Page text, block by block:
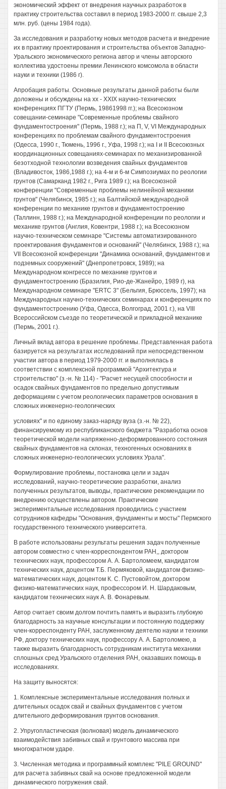
экономический эффект от внедрения научных разработок в
практику строительства составил в период 1983-2000 гг. свыше 2,3
млн. руб. (цены 1984 года).
За исследования и разработку новых методов расчета и внедрение
их в практику проектирования и строительства объектов Западно-
Уральского экономического региона автор и члены авторского
коллектива удостоены премии Ленинского комсомола в области
науки и техники (1986 г).
Апробация работы. Основные результаты данной работы были
доложены и обсуждены на xx - XXIX научно-технических
конференциях ПГТУ (Пермь, 19861998 гг.); на Всесоюзном
совещании-семинаре "Современные проблемы свайного
фундаментостроения" (Пермь, 1988 г.); на П, V, VI Международных
конференциях по проблемам свайного фундаментостроения
(Одесса, 1990 г., Тюмень, 1996 г., Уфа, 1998 г.); на I и II Всесоюзных
координационных совещаниях-семинарах по механизированной
безотходной технологии возведения свайных фундаментов
(Владивосток, 1986,1988 г.); на 4-м и 6-м Симпозиумах по реологии
грунтов (Самарканд 1982 г., Рига 1989 г.); на Всесоюзной
конференции "Современные проблемы нелинейной механики
грунтов" (Челябинск, 1985 г.); на Балтийской международной
конференции по механике грунтов и фундаментостроению
(Таллинн, 1988 г.); на Международной конференции по реологии и
механике грунтов (Англия, Ковентри, 1988 г.); на Всесоюзном
научно-техническом семинаре "Системы автоматизированного
проектирования фундаментов и оснований" (Челябинск, 1988 г.); на
VII Всесоюзной конференции "Динамика оснований, фундаментов и
подземных сооружений" (Днепропетровск, 1989); на
Международном конгрессе по механике грунтов и
фундаментостроению (Бразилия, Рио-де-Жанейро, 1989 г), на
Международном семинаре "ERTC 3" (Бельгия, Брюссель, 1997); на
Международных научно-технических семинарах и конференциях по
фундаментостроению (Уфа, Одесса, Волгоград, 2001 г.), на VIII
Всероссийском съезде по теоретической и прикладной механике
(Пермь, 2001 г.).
Личный вклад автора в решение проблемы. Представленная работа
базируется на результатах исследований при непосредственном
участии автора в период 1979-2000 гг. и выполнялась в
соответствии с комплексной программой "Архитектура и
строительство" (з.-н. № 114) - "Расчет несущей способности и
осадок свайных фундаментов по предельно допустимым
деформациям с учетом реологических параметров основания в
сложных инженерно-геологических
условиях" и по единому заказ-наряду вуза (з.-н. № 22),
финансируемому из республиканского бюджета "Разработка основ
теоретической модели напряженно-деформированного состояния
свайных фундаментов на склонах, техногенных основаниях в
сложных инженерно-геологических условиях Урала".
Формулирование проблемы, постановка цели и задач
исследований, научно-теоретические разработки, анализ
полученных результатов, выводы, практические рекомендации по
внедрению осуществлены автором. Практические
экспериментальные исследования проводились с участием
сотрудников кафедры "Основания, фундаменты и мосты" Пермского
государственного технического университета.
В работе использованы результаты решения задач полученные
автором совместно с член-корреспондентом РАН,, доктором
технических наук, профессором А. А. Бартоломеем, кандидатом
технических наук, доцентом Т.Б. Пермяковой, кандидатом физико-
математических наук, доцентом К. С. Пустовойтом, доктором
физико-математических наук, профессором И. Н. Шардаковым,
кандидатом технических наук А. В. Фонаревым.
Автор считает своим долгом почтить память и выразить глубокую
благодарность за научные консультации и постоянную поддержку
член-корреспонденту РАН, заслуженному деятелю науки и техники
РФ, доктору технических наук, профессору А. А. Бартоломею, а
также выразить благодарность сотрудникам института механики
сплошных сред Уральского отделения РАН, оказавших помощь в
исследованиях.
На защиту выносятся:
1. Комплексные экспериментальные исследования полных и
длительных осадок свай и свайных фундаментов с учетом
длительного деформирования грунтов основания.
2. Упругопластическая (волновая) модель динамического
взаимодействия забивных свай и грунтового массива при
многократном ударе.
3. Численная методика и программный комплекс "PILE GROUND"
для расчета забивных свай на основе предложенной модели
динамического погружения свай.